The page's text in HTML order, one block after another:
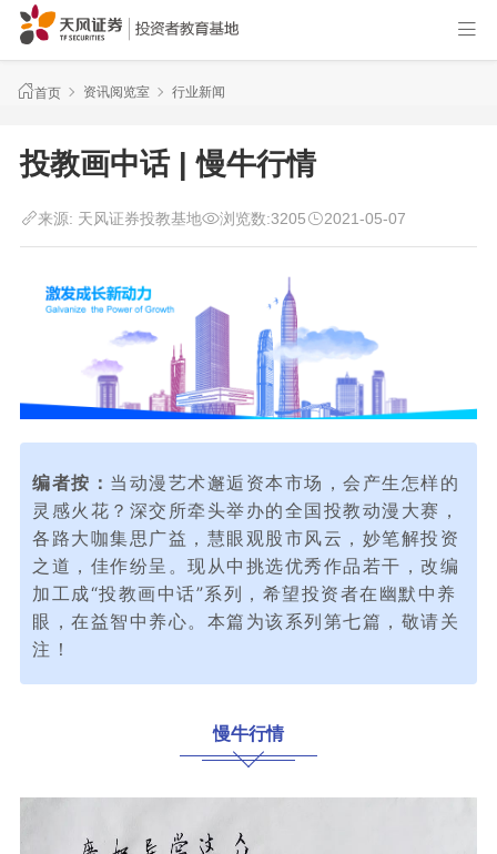
首页 资讯阅览室 行业新闻
投教画中话 | 慢牛行情
来源: 天风证券投教基地 浏览数:3205 2021-05-07
编者按： 当动漫艺术邂逅资本市场，会产生怎样的
灵感火花？深交所牵头举办的全国投教动漫大赛，
各路大咖集思广益，慧眼观股市风云，妙笔解投资
之道，佳作纷呈。现从中挑选优秀作品若干，改编
加工成“投教画中话”系列，希望投资者在幽默中养
眼，在益智中养心。本篇为该系列第七篇，敬请关
注！
慢牛行情